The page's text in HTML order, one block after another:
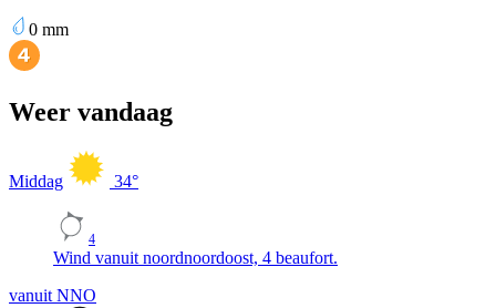
0 mm
Weer vandaag
Middag 34°
4
Wind vanuit noordnoordoost, 4 beaufort.
vanuit NNO